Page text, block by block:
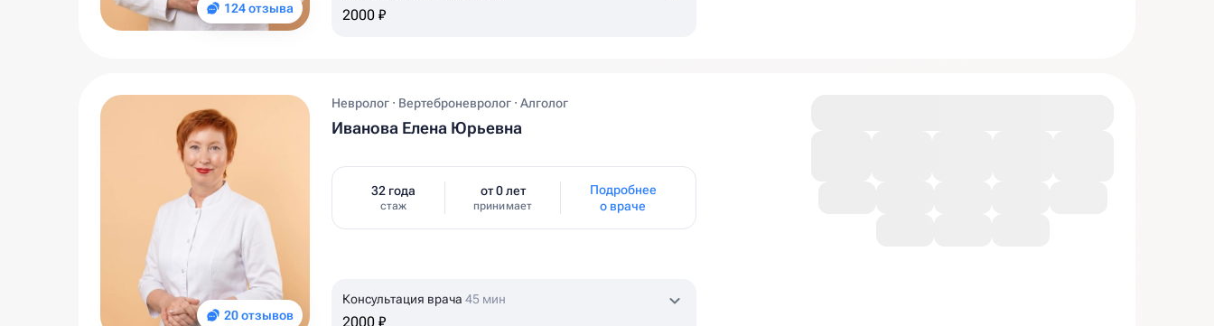
124 отзыва 2000 ₽
20 отзывов
Невролог · Вертеброневролог · Алголог
Иванова Елена Юрьевна
32 года
стаж
от 0 лет
принимает
Подробнее
о враче
Консультация врача 45 мин
2000 ₽